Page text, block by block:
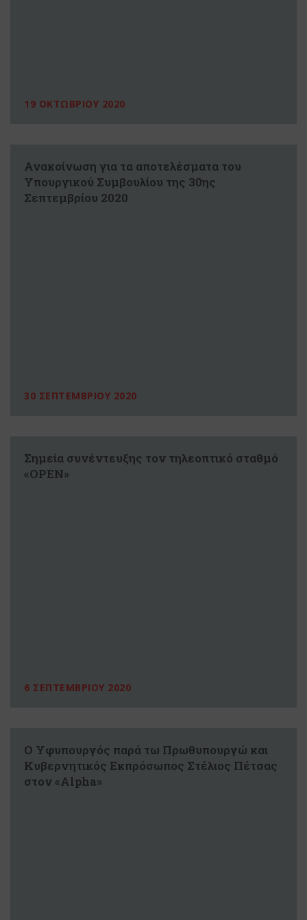
19 ΟΚΤΩΒΡΙΟΥ 2020
Ανακοίνωση για τα αποτελέσματα του
Υπουργικού Συμβουλίου της 30ης
Σεπτεμβρίου 2020
30 ΣΕΠΤΕΜΒΡΙΟΥ 2020
Σημεία συνέντευξης τον τηλεοπτικό σταθμό
«OPEN»
6 ΣΕΠΤΕΜΒΡΙΟΥ 2020
Ο Υφυπουργός παρά τω Πρωθυπουργώ και
Κυβερνητικός Εκπρόσωπος Στέλιος Πέτσας
στον «Alpha»